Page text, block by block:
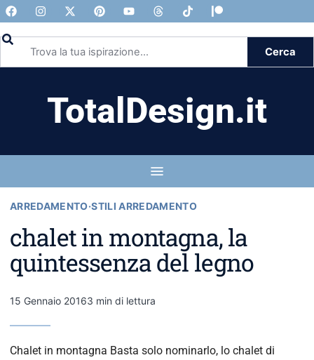
Cerca
TotalDesign.it
ARREDAMENTO·STILI ARREDAMENTO
chalet in montagna, la
quintessenza del legno
15 Gennaio 20163 min di lettura
Chalet in montagna Basta solo nominarlo, lo chalet di